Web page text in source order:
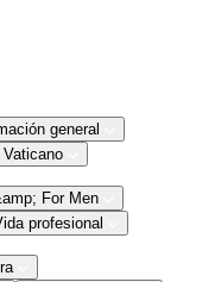
general
Vaticano
For Men
profesional